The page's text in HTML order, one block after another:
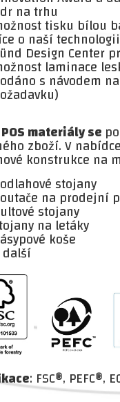
na trhu
tisku bílou
o naší
Design Center
laminace
s návodem
POS materiály se
zboží. V
konstrukce na
stojany
na prodejní
stojany
na letáky
koše
: FSC®, PEFC®,